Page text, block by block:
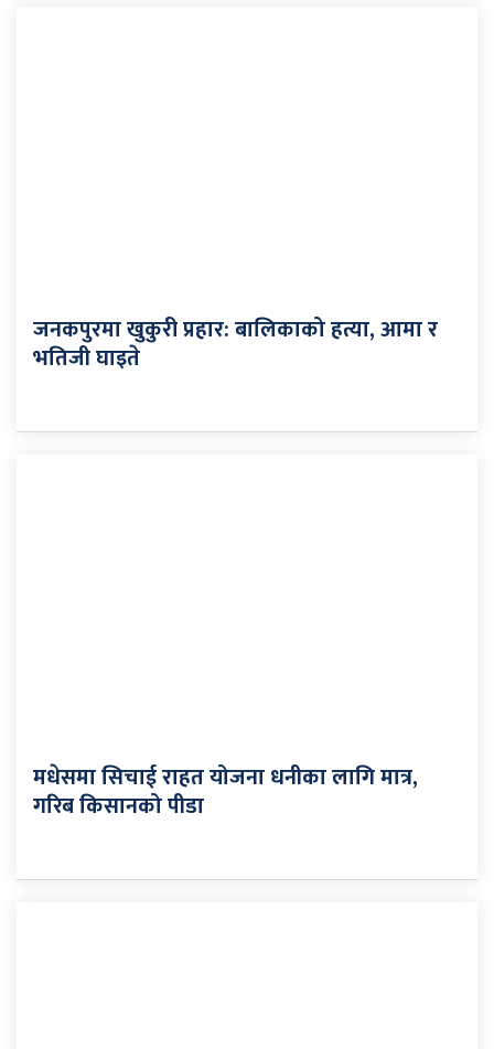
जनकपुरमा खुकुरी प्रहार: बालिकाको हत्या, आमा र
भतिजी घाइते
मधेसमा सिचाई राहत योजना धनीका लागि मात्र,
गरिब किसानको पीडा